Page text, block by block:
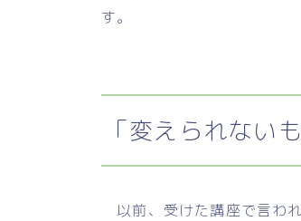
す。
「変えられない
以前、受けた講座で言わ